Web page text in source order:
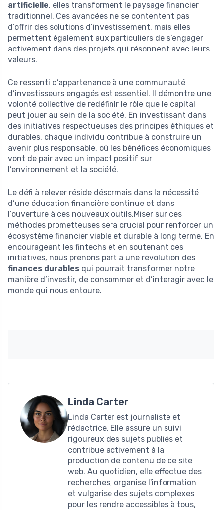
artificielle, elles transforment le paysage financier
traditionnel. Ces avancées ne se contentent pas
d’offrir des solutions d’investissement, mais elles
permettent également aux particuliers de s’engager
activement dans des projets qui résonnent avec leurs
valeurs.
Ce ressenti d’appartenance à une communauté
d’investisseurs engagés est essentiel. Il démontre une
volonté collective de redéfinir le rôle que le capital
peut jouer au sein de la société. En investissant dans
des initiatives respectueuses des principes éthiques et
durables, chaque individu contribue à construire un
avenir plus responsable, où les bénéfices économiques
vont de pair avec un impact positif sur
l’environnement et la société.
Le défi à relever réside désormais dans la nécessité
d’une éducation financière continue et dans
l’ouverture à ces nouveaux outils.Miser sur ces
méthodes prometteuses sera crucial pour renforcer un
écosystème financier viable et durable à long terme. En
encourageant les fintechs et en soutenant ces
initiatives, nous prenons part à une révolution des
finances durables qui pourrait transformer notre
manière d’investir, de consommer et d’interagir avec le
monde qui nous entoure.
Linda Carter
Linda Carter est journaliste et
rédactrice. Elle assure un suivi
rigoureux des sujets publiés et
contribue activement à la
production de contenu de ce site
web. Au quotidien, elle effectue des
recherches, organise l'information
et vulgarise des sujets complexes
pour les rendre accessibles à tous,